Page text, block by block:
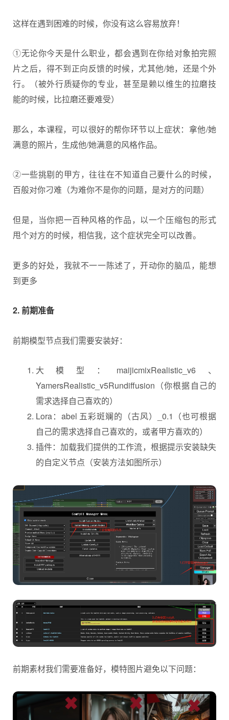
这样在遇到困难的时候，你没有这么容易放弃！
①无论你今天是什么职业，都会遇到在你给对象拍完照
片之后，得不到正向反馈的时候，尤其他/她，还是个外
行。（被外行质疑你的专业，甚至是赖以维生的拉磨技
能的时候，比拉磨还要难受）
那么，本课程，可以很好的帮你环节以上症状：拿他/她
满意的照片，生成他/她满意的风格作品。
②一些挑剔的甲方，往往在不知道自己要什么的时候，
百般对你刁难（为难你不是你的问题，是对方的问题）
但是，当你把一百种风格的作品，以一个压缩包的形式
甩个对方的时候，相信我，这个症状完全可以改善。
更多的好处，我就不一一陈述了，开动你的脑瓜，能想
到更多
2. 前期准备
前期模型节点我们需要安装好：
大模型：maijicmixRealistic_v6、
YamersRealistic_v5Rundiffusion（你根据自己的
需求选择自己喜欢的）
Lora：abel 五彩斑斓的（古风）_0.1（也可根据
自己的需求选择自己喜欢的，或者甲方喜欢的）
插件：加载我们提供的工作流，根据提示安装缺失
的自定义节点（安装方法如图所示）
前期素材我们需要准备好，模特图片避免以下问题：